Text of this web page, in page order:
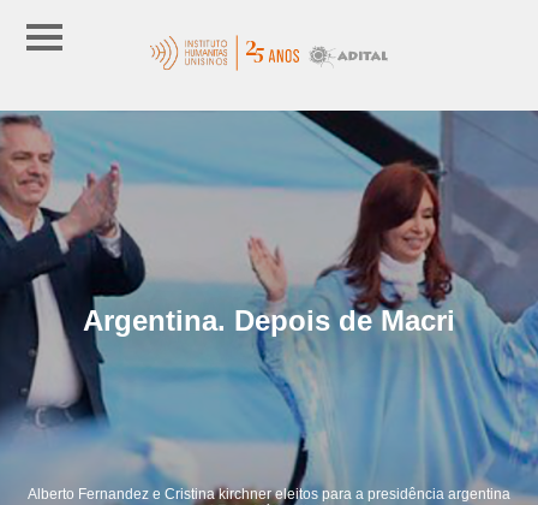
Argentina. Depois de Macri
Alberto Fernandez e Cristina kirchner eleitos para a presidência argentina